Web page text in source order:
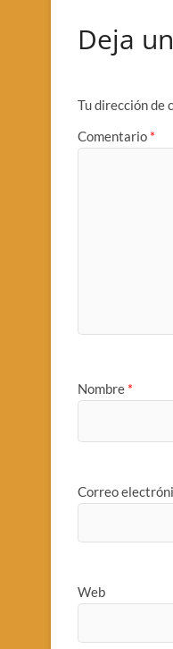
Deja
Tu dirección de
Comentario *
Nombre *
Correo
Web